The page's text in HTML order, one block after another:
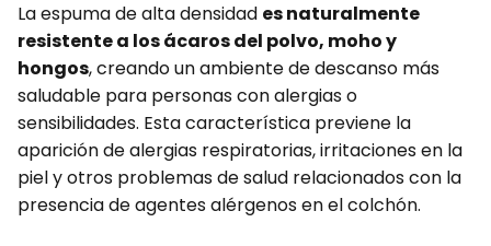
La espuma de alta densidad es naturalmente
resistente a los ácaros del polvo, moho y
hongos, creando un ambiente de descanso más
saludable para personas con alergias o
sensibilidades. Esta característica previene la
aparición de alergias respiratorias, irritaciones en la
piel y otros problemas de salud relacionados con la
presencia de agentes alérgenos en el colchón.